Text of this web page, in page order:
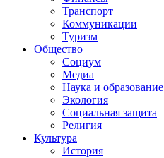
Транспорт
Коммуникации
Туризм
Общество
Социум
Медиа
Наука и образование
Экология
Социальная защита
Религия
Культура
История